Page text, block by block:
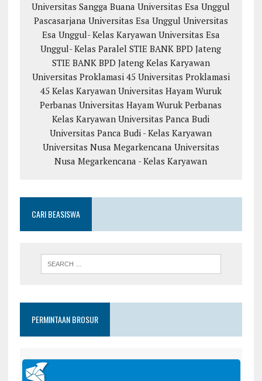
Universitas Sangga Buana Universitas Esa Unggul
Pascasarjana Universitas Esa Unggul Universitas
Esa Unggul- Kelas Karyawan Universitas Esa
Unggul- Kelas Paralel STIE BANK BPD Jateng
STIE BANK BPD Jateng Kelas Karyawan
Universitas Proklamasi 45 Universitas Proklamasi
45 Kelas Karyawan Universitas Hayam Wuruk
Perbanas Universitas Hayam Wuruk Perbanas
Kelas Karyawan Universitas Panca Budi
Universitas Panca Budi - Kelas Karyawan
Universitas Nusa Megarkencana Universitas
Nusa Megarkencana - Kelas Karyawan
CARI BEASISWA
PERMINTAAN BROSUR